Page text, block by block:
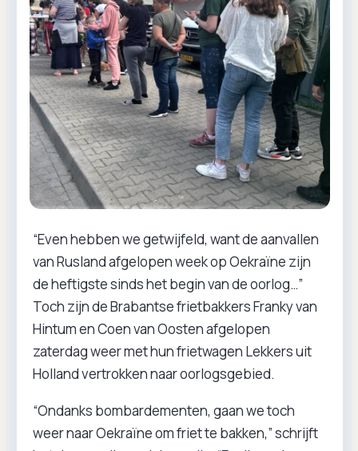
“Even hebben we getwijfeld, want de aanvallen
van Rusland afgelopen week op Oekraïne zijn
de heftigste sinds het begin van de oorlog…”
Toch zijn de Brabantse frietbakkers Franky van
Hintum en Coen van Oosten afgelopen
zaterdag weer met hun frietwagen Lekkers uit
Holland vertrokken naar oorlogsgebied.
“Ondanks bombardementen, gaan we toch
weer naar Oekraïne om friet te bakken,” schrijft